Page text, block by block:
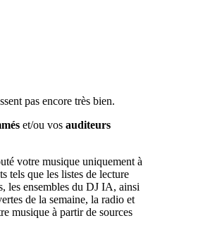
pas encore très bien.
et/ou vos auditeurs
votre musique uniquement à
tels que les listes de lecture
les ensembles du DJ IA, ainsi
de la semaine, la radio et
musique à partir de sources